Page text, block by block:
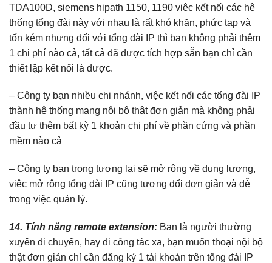
TDA100D, siemens hipath 1150, 1190 việc kết nối các hệ
thống tổng đài này với nhau là rất khó khăn, phức tạp và
tốn kém nhưng đối với tổng đài IP thì bạn không phải thêm
1 chi phí nào cả, tất cả đã được tích hợp sẵn bạn chỉ cần
thiết lập kết nối là được.
– Công ty bạn nhiều chi nhánh, việc kết nối các tổng đài IP
thành hệ thống mạng nội bộ thật đơn giản mà không phải
đầu tư thêm bất kỳ 1 khoản chi phí về phần cứng và phần
mềm nào cả
– Công ty bạn trong tương lai sẽ mở rộng về dung lượng,
việc mở rộng tổng đài IP cũng tương đối đơn giản và dễ
trong việc quản lý.
14. Tính năng remote extension: Bạn là người thường
xuyên di chuyển, hay đi công tác xa, bạn muốn thoại nội bộ
thật đơn giản chỉ cần đăng ký 1 tài khoản trên tổng đài IP